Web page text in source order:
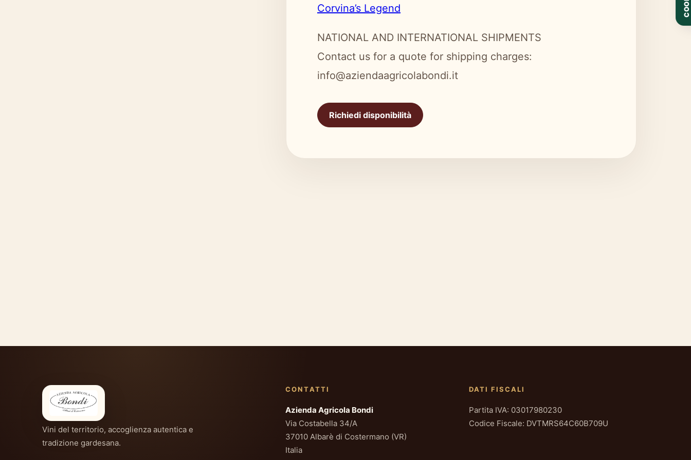
Corvina’s Legend
NATIONAL AND INTERNATIONAL SHIPMENTS
Contact us for a quote for shipping charges:
info@aziendaagricolabondi.it
Richiedi disponibilità
Vini del territorio, accoglienza autentica e
tradizione gardesana.
CONTATTI
Azienda Agricola Bondi
Via Costabella 34/A
37010 Albarè di Costermano (VR)
Italia
DATI FISCALI
Partita IVA: 03017980230
Codice Fiscale: DVTMRS64C60B709U